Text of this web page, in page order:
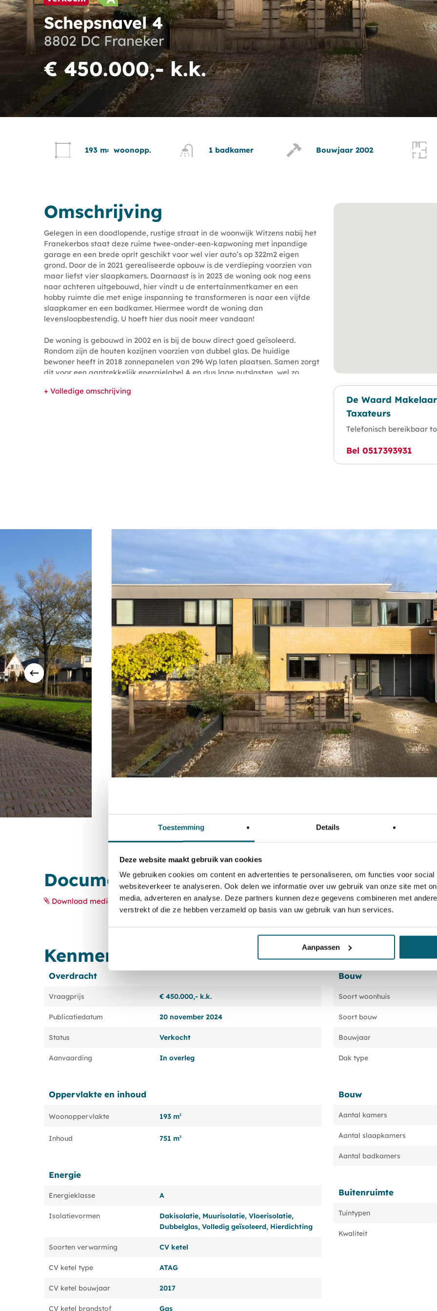
Toestemming Details
Deze website maakt gebruik van cookies
We gebruiken cookies om content en advertenties te personaliseren, om functies voor
websiteverkeer te analyseren. Ook delen we informatie over uw gebruik van onze site met
media, adverteren en analyse. Deze partners kunnen deze gegevens combineren met
verstrekt of die ze hebben verzameld op basis van uw gebruik van hun services.
Aanpassen
Schepsnavel 4
8802 DC Franeker
€ 450.000,- k.k.
193 m2woonopp. 1 badkamer Bouwjaar 2002
Omschrijving
Gelegen in een doodlopende, rustige straat in de woonwijk Witzens nabij het
Franekerbos staat deze ruime twee-onder-een-kapwoning met inpandige
garage en een brede oprit geschikt voor wel vier auto’s op 322m2 eigen
grond. Door de in 2021 gerealiseerde opbouw is de verdieping voorzien van
maar liefst vier slaapkamers. Daarnaast is in 2023 de woning ook nog eens
naar achteren uitgebouwd, hier vindt u de entertainmentkamer en een
hobby ruimte die met enige inspanning te transformeren is naar een vijfde
slaapkamer en een badkamer. Hiermee wordt de woning dan
levensloopbestendig. U hoeft hier dus nooit meer vandaan!
De woning is gebouwd in 2002 en is bij de bouw direct goed geïsoleerd.
Rondom zijn de houten kozijnen voorzien van dubbel glas. De huidige
bewoner heeft in 2018 zonnepanelen van 296 Wp laten plaatsen. Samen zorgt
dit voor een aantrekkelijk energielabel A en dus lage nutslasten, wel zo
woonkamer middels vloerverwarming en in de rest van de woning via
en de aansluiting voor de witgoedopstelling. Entertainmentkamer/
slaapkamer I met openslaande deuren richting de achtertuin.
Verdieping
Centrale overloop. Slaapkamer II in de opbouw, met ca. 26m2 ruim van
formaat. Moderne badkamer met inloopdouche, toilet en wastafelmeubel,
deze is dit jaar nog vernieuwd. Slaapkamer III, ca 11m2 groot. Berging van
ca. 6m2. Slaapkamer IV, ca 13m2 groot. Slaapkamer V met vaste kast, ca.
12m2 groot.
Bijzonderheden:
– Fraaie ligging in rustige buurt nabij Franekerbos;
– Verrassend ruime gezinswoning met 5 slaapkamers;
– Brede oprit voor 4 auto’s;
– Mogelijkheid tot levensloopbestendig wonen;
– Goed geïsoleerd en voorzien van 18 zonnepanelen.
+ Volledige omschrijving
De Waard
Taxateurs
Telefonisch bereikbaar
Bel 0517393931
Documenten
Download media
Kenmerken
Overdracht
Vraagprijs € 450.000,- k.k.
Publicatiedatum 20 november 2024
Status Verkocht
Aanvaarding In overleg
Oppervlakte en inhoud
Woonoppervlakte 193 m2
Inhoud 751 m3
Energie
Energieklasse A
Isolatievormen
Dakisolatie, Muurisolatie, Vloerisolatie,
Dubbelglas, Volledig geïsoleerd, Hierdichting
Soorten verwarming CV ketel
CV ketel type ATAG
CV ketel bouwjaar 2017
CV ketel brandstof Gas
Bouw
Soort woonhuis
Soort bouw
Bouwjaar
Dak type
Bouw
Aantal kamers
Aantal slaapkamers
Aantal badkamers
Buitenruimte
Tuintypen
Kwaliteit